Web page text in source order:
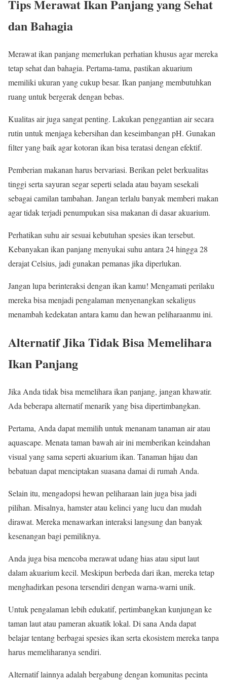
Tips Merawat Ikan Panjang yang Sehat
dan Bahagia
Merawat ikan panjang memerlukan perhatian khusus agar mereka
tetap sehat dan bahagia. Pertama-tama, pastikan akuarium
memiliki ukuran yang cukup besar. Ikan panjang membutuhkan
ruang untuk bergerak dengan bebas.
Kualitas air juga sangat penting. Lakukan penggantian air secara
rutin untuk menjaga kebersihan dan keseimbangan pH. Gunakan
filter yang baik agar kotoran ikan bisa teratasi dengan efektif.
Pemberian makanan harus bervariasi. Berikan pelet berkualitas
tinggi serta sayuran segar seperti selada atau bayam sesekali
sebagai camilan tambahan. Jangan terlalu banyak memberi makan
agar tidak terjadi penumpukan sisa makanan di dasar akuarium.
Perhatikan suhu air sesuai kebutuhan spesies ikan tersebut.
Kebanyakan ikan panjang menyukai suhu antara 24 hingga 28
derajat Celsius, jadi gunakan pemanas jika diperlukan.
Jangan lupa berinteraksi dengan ikan kamu! Mengamati perilaku
mereka bisa menjadi pengalaman menyenangkan sekaligus
menambah kedekatan antara kamu dan hewan peliharaanmu ini.
Alternatif Jika Tidak Bisa Memelihara
Ikan Panjang
Jika Anda tidak bisa memelihara ikan panjang, jangan khawatir.
Ada beberapa alternatif menarik yang bisa dipertimbangkan.
Pertama, Anda dapat memilih untuk menanam tanaman air atau
aquascape. Menata taman bawah air ini memberikan keindahan
visual yang sama seperti akuarium ikan. Tanaman hijau dan
bebatuan dapat menciptakan suasana damai di rumah Anda.
Selain itu, mengadopsi hewan peliharaan lain juga bisa jadi
pilihan. Misalnya, hamster atau kelinci yang lucu dan mudah
dirawat. Mereka menawarkan interaksi langsung dan banyak
kesenangan bagi pemiliknya.
Anda juga bisa mencoba merawat udang hias atau siput laut
dalam akuarium kecil. Meskipun berbeda dari ikan, mereka tetap
menghadirkan pesona tersendiri dengan warna-warni unik.
Untuk pengalaman lebih edukatif, pertimbangkan kunjungan ke
taman laut atau pameran akuatik lokal. Di sana Anda dapat
belajar tentang berbagai spesies ikan serta ekosistem mereka tanpa
harus memeliharanya sendiri.
Alternatif lainnya adalah bergabung dengan komunitas pecinta